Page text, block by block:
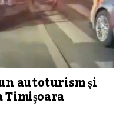
autoturism și